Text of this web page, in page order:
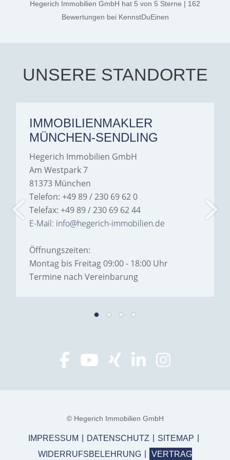
the credit goes to Amelie
Jamrowâ€”she was
exceptionally professional,
Hegerich Immobilien to
anyone looking for a home.
Hegerich Immobilien GmbH hat 5 von 5 Sterne | 162
Bewertungen bei KennstDuEinen
UNSERE STANDORTE
IMMOBILIENMAKLER
MÜNCHEN-SENDLING
Hegerich Immobilien GmbH
Am Westpark 7
81373 München
Telefon: +49 89 / 230 69 62 0
Telefax: +49 89 / 230 69 62 44
E-Mail: info@hegerich-immobilien.de
Öffnungszeiten:
Montag bis Freitag 09:00 - 18:00 Uhr
Termine nach Vereinbarung
© Hegerich Immobilien GmbH
IMPRESSUM DATENSCHUTZ
SITEMAP
WIDERRUFSBELEHRUNG
VERTRAG